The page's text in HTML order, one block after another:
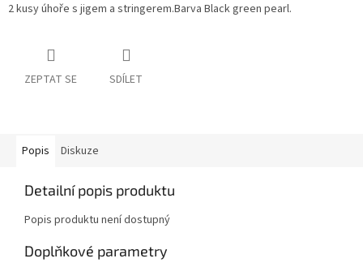
2 kusy úhoře s jigem a stringerem.Barva Black green pearl.
ZEPTAT SE SDÍLET
Popis Diskuze
Detailní popis produktu
Popis produktu není dostupný
Doplňkové parametry